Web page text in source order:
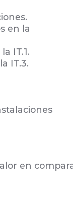
en la
IT.1.
IT.3.
en